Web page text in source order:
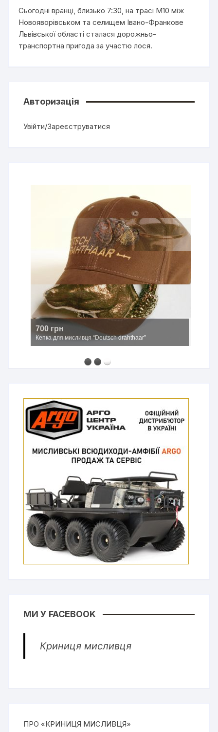
Сьогодні вранці, близько 7:30, на трасі М10 між
Новояворівськом та селищем Івано-Франкове
Львівської області сталася дорожньо-
транспортна пригода за участю лося.
Авторизація
Увійти/Зареєструватися
700 грн
Кепка для мисливця “Deutsch drahthaar”
МИ У FACEBOOK
Криниця мисливця
ПРО «КРИНИЦЯ МИСЛИВЦЯ»